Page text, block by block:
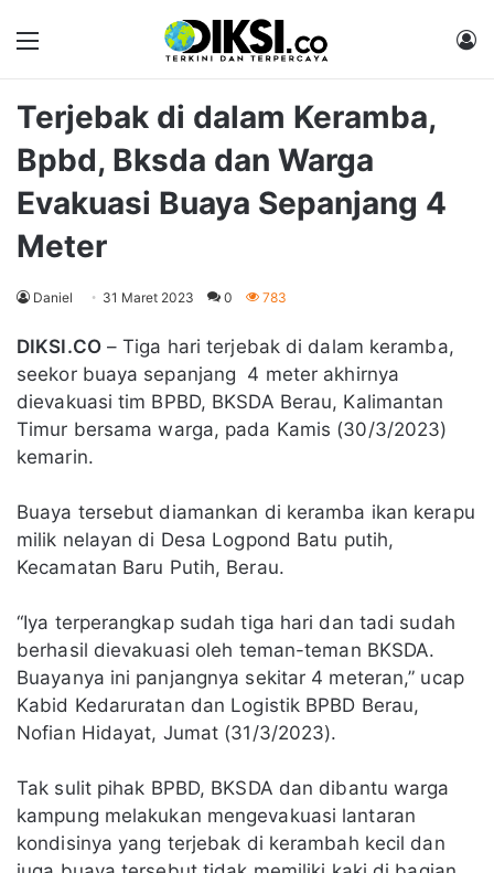
Terjebak di dalam Keramba,
Bpbd, Bksda dan Warga
Evakuasi Buaya Sepanjang 4
Meter
Daniel 31 Maret 2023 0 783
DIKSI.CO– Tiga hari terjebak di dalam keramba,
seekor buaya sepanjang 4 meter akhirnya
dievakuasi tim BPBD, BKSDA Berau, Kalimantan
Timur bersama warga, pada Kamis (30/3/2023)
kemarin.
Buaya tersebut diamankan di keramba ikan kerapu
milik nelayan di Desa Logpond Batu putih,
Kecamatan Baru Putih, Berau.
“Iya terperangkap sudah tiga hari dan tadi sudah
berhasil dievakuasi oleh teman-teman BKSDA.
Buayanya ini panjangnya sekitar 4 meteran,” ucap
Kabid Kedaruratan dan Logistik BPBD Berau,
Nofian Hidayat, Jumat (31/3/2023).
Tak sulit pihak BPBD, BKSDA dan dibantu warga
kampung melakukan mengevakuasi lantaran
kondisinya yang terjebak di kerambah kecil dan